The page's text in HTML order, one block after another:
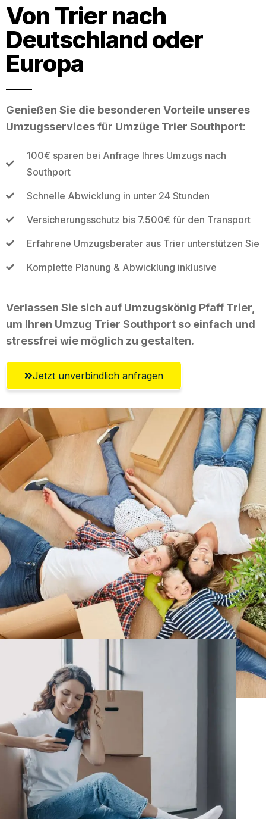
Von Trier nach
Deutschland oder
Europa
Genießen Sie die besonderen Vorteile unseres
Umzugsservices für Umzüge Trier Southport:
100€ sparen bei Anfrage Ihres Umzugs nach
Southport
Schnelle Abwicklung in unter 24 Stunden
Versicherungsschutz bis 7.500€ für den Transport
Erfahrene Umzugsberater aus Trier unterstützen Sie
Komplette Planung & Abwicklung inklusive
Verlassen Sie sich auf Umzugskönig Pfaff Trier,
um Ihren Umzug Trier Southport so einfach und
stressfrei wie möglich zu gestalten.
Jetzt unverbindlich anfragen